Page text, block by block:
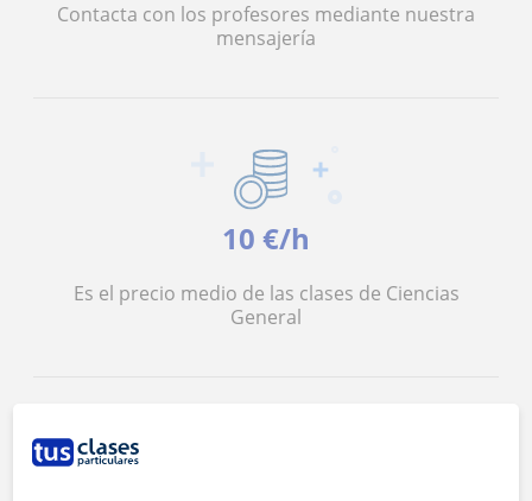
Contacta con los profesores mediante nuestra
mensajería
10 €/h
Es el precio medio de las clases de Ciencias
General